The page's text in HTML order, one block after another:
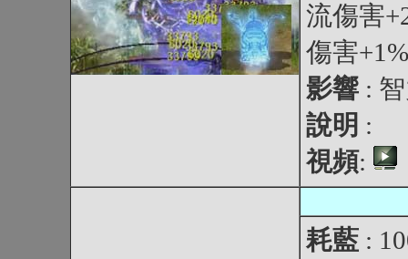
流傷害
傷害
影響 :
說明 :
視頻:
耗藍 :